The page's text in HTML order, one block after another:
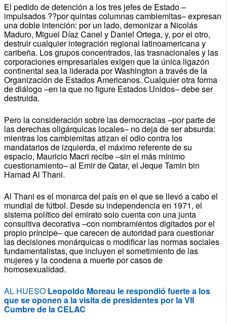
El pedido de detención a los tres jefes de Estado –
impulsados ??por quintas columnas cambiemitas– expresan
una doble intención: por un lado, demonizar a Nicolás
Maduro, Miguel Díaz Canel y Daniel Ortega, y, por el otro,
destruir cualquier integración regional latinoamericana y
caribeña. Los grupos concentrados, las trasnacionales y las
corporaciones empresariales exigen que la única ligazón
continental sea la liderada por Washington a través de la
Organización de Estados Americanos. Cualquier otra forma
de diálogo –en la que no figure Estados Unidos– debe ser
destruida.
Pero la consideración sobre las democracias –por parte de
las derechas oligárquicas locales– no deja de ser absurda:
mientras los cambiemitas atizan el odio contra los
mandatarios de izquierda, el máximo referente de su
espacio, Mauricio Macri recibe –sin el más mínimo
cuestionamiento– al Emir de Qatar, el Jeque Tamin bin
Hamad Al Thani.
Al Thani es el monarca del país en el que se llevó a cabo el
mundial de fútbol. Desde su independencia en 1971, el
sistema político del emirato solo cuenta con una junta
consultiva decorativa –con nombramientos digitados por el
propio príncipe– que carecen de autoridad para cuestionar
las decisiones monárquicas o modificar las normas sociales
fundamentalistas, que incluyen el sometimiento de las
mujeres y la condena a muerte por casos de
homosexualidad.
AL HUESO Leopoldo Moreau le respondió fuerte a los
que se oponen a la visita de presidentes por la VII
Cumbre de la CELAC